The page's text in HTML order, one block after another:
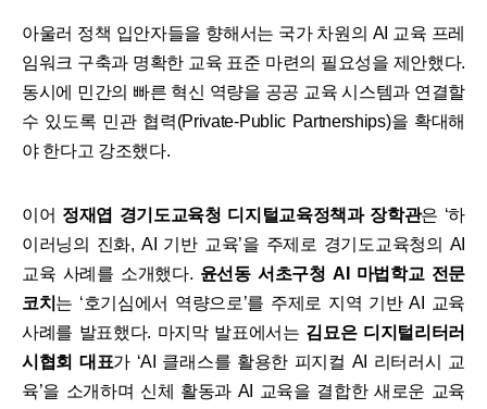
​아울러 정책 입안자들을 향해서는 국가 차원의 AI 교육 프레
임워크 구축과 명확한 교육 표준 마련의 필요성을 제안했다.
동시에 민간의 빠른 혁신 역량을 공공 교육 시스템과 연결할
수 있도록 민관 협력(Private-Public Partnerships)을 확대해
야 한다고 강조했다.
​이어 정재엽 경기도교육청 디지털교육정책과 장학관은 ‘하
이러닝의 진화, AI 기반 교육’을 주제로 경기도교육청의 AI
교육 사례를 소개했다. 윤선동 서초구청 AI 마법학교 전문
코치 는 ‘호기심에서 역량으로’를 주제로 지역 기반 AI 교육
사례를 발표했다. 마지막 발표에서는 김묘은 디지털리터러
시협회 대표가 ‘AI 클래스를 활용한 피지컬 AI 리터러시 교
육’을 소개하며 신체 활동과 AI 교육을 결합한 새로운 교육